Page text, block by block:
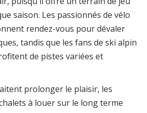
saison. Les passionnés de vélo
rendez-vous pour dévaler
tandis que les fans de ski alpin
de pistes variées et
prolonger le plaisir, les
à louer sur le long terme